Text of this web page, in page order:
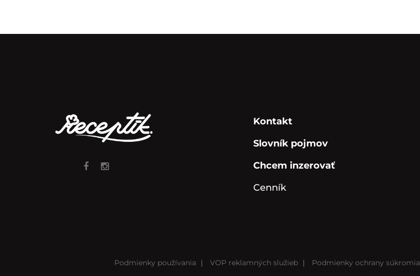
Kontakt
Slovník pojmov
Chcem inzerovať
Cenník
Podmienky používania | VOP reklamných služieb | Podmienky ochrany súkromia